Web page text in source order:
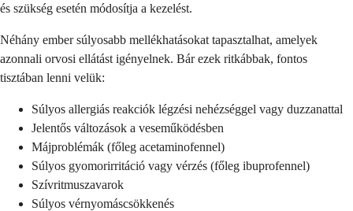
és szükség esetén módosítja a kezelést.
Néhány ember súlyosabb mellékhatásokat tapasztalhat, amelyek
azonnali orvosi ellátást igényelnek. Bár ezek ritkábbak, fontos
tisztában lenni velük:
Súlyos allergiás reakciók légzési nehézséggel vagy duzzanattal
Jelentős változások a veseműködésben
Májproblémák (főleg acetaminofennel)
Súlyos gyomorirritáció vagy vérzés (főleg ibuprofennel)
Szívritmuszavarok
Súlyos vérnyomáscsökkenés